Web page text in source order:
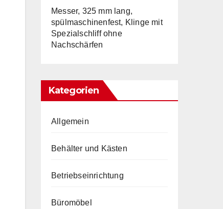
Messer, 325 mm lang,
spülmaschinenfest, Klinge mit
Spezialschliff ohne
Nachschärfen
Kategorien
Allgemein
Behälter und Kästen
Betriebseinrichtung
Büromöbel